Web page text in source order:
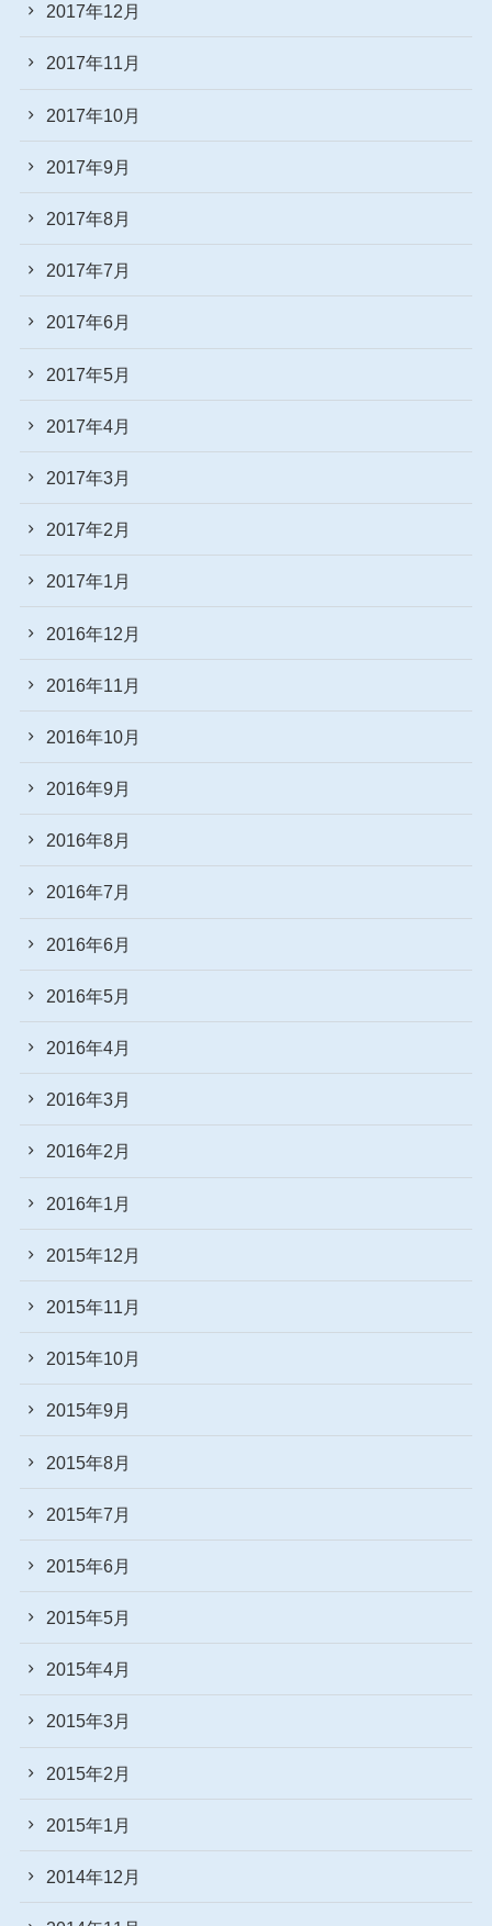
2017年12月
2017年11月
2017年10月
2017年9月
2017年8月
2017年7月
2017年6月
2017年5月
2017年4月
2017年3月
2017年2月
2017年1月
2016年12月
2016年11月
2016年10月
2016年9月
2016年8月
2016年7月
2016年6月
2016年5月
2016年4月
2016年3月
2016年2月
2016年1月
2015年12月
2015年11月
2015年10月
2015年9月
2015年8月
2015年7月
2015年6月
2015年5月
2015年4月
2015年3月
2015年2月
2015年1月
2014年12月